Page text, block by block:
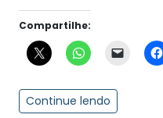
Compartilhe:
Continue lendo